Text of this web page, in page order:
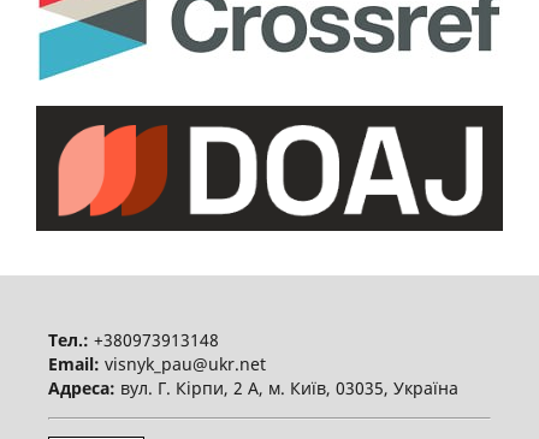
Тел.: +380973913148
Email: visnyk_pau@ukr.net
Адреса: вул. Г. Кірпи, 2 А, м. Київ, 03035, Україна